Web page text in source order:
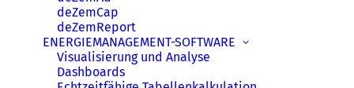
deZemCap
deZemReport
ENERGIE­MANAGEMENT­-SOFTWARE
Visualisierung und Analyse
Dashboards
EINE NACHHALTIGE
ZUKUNFT